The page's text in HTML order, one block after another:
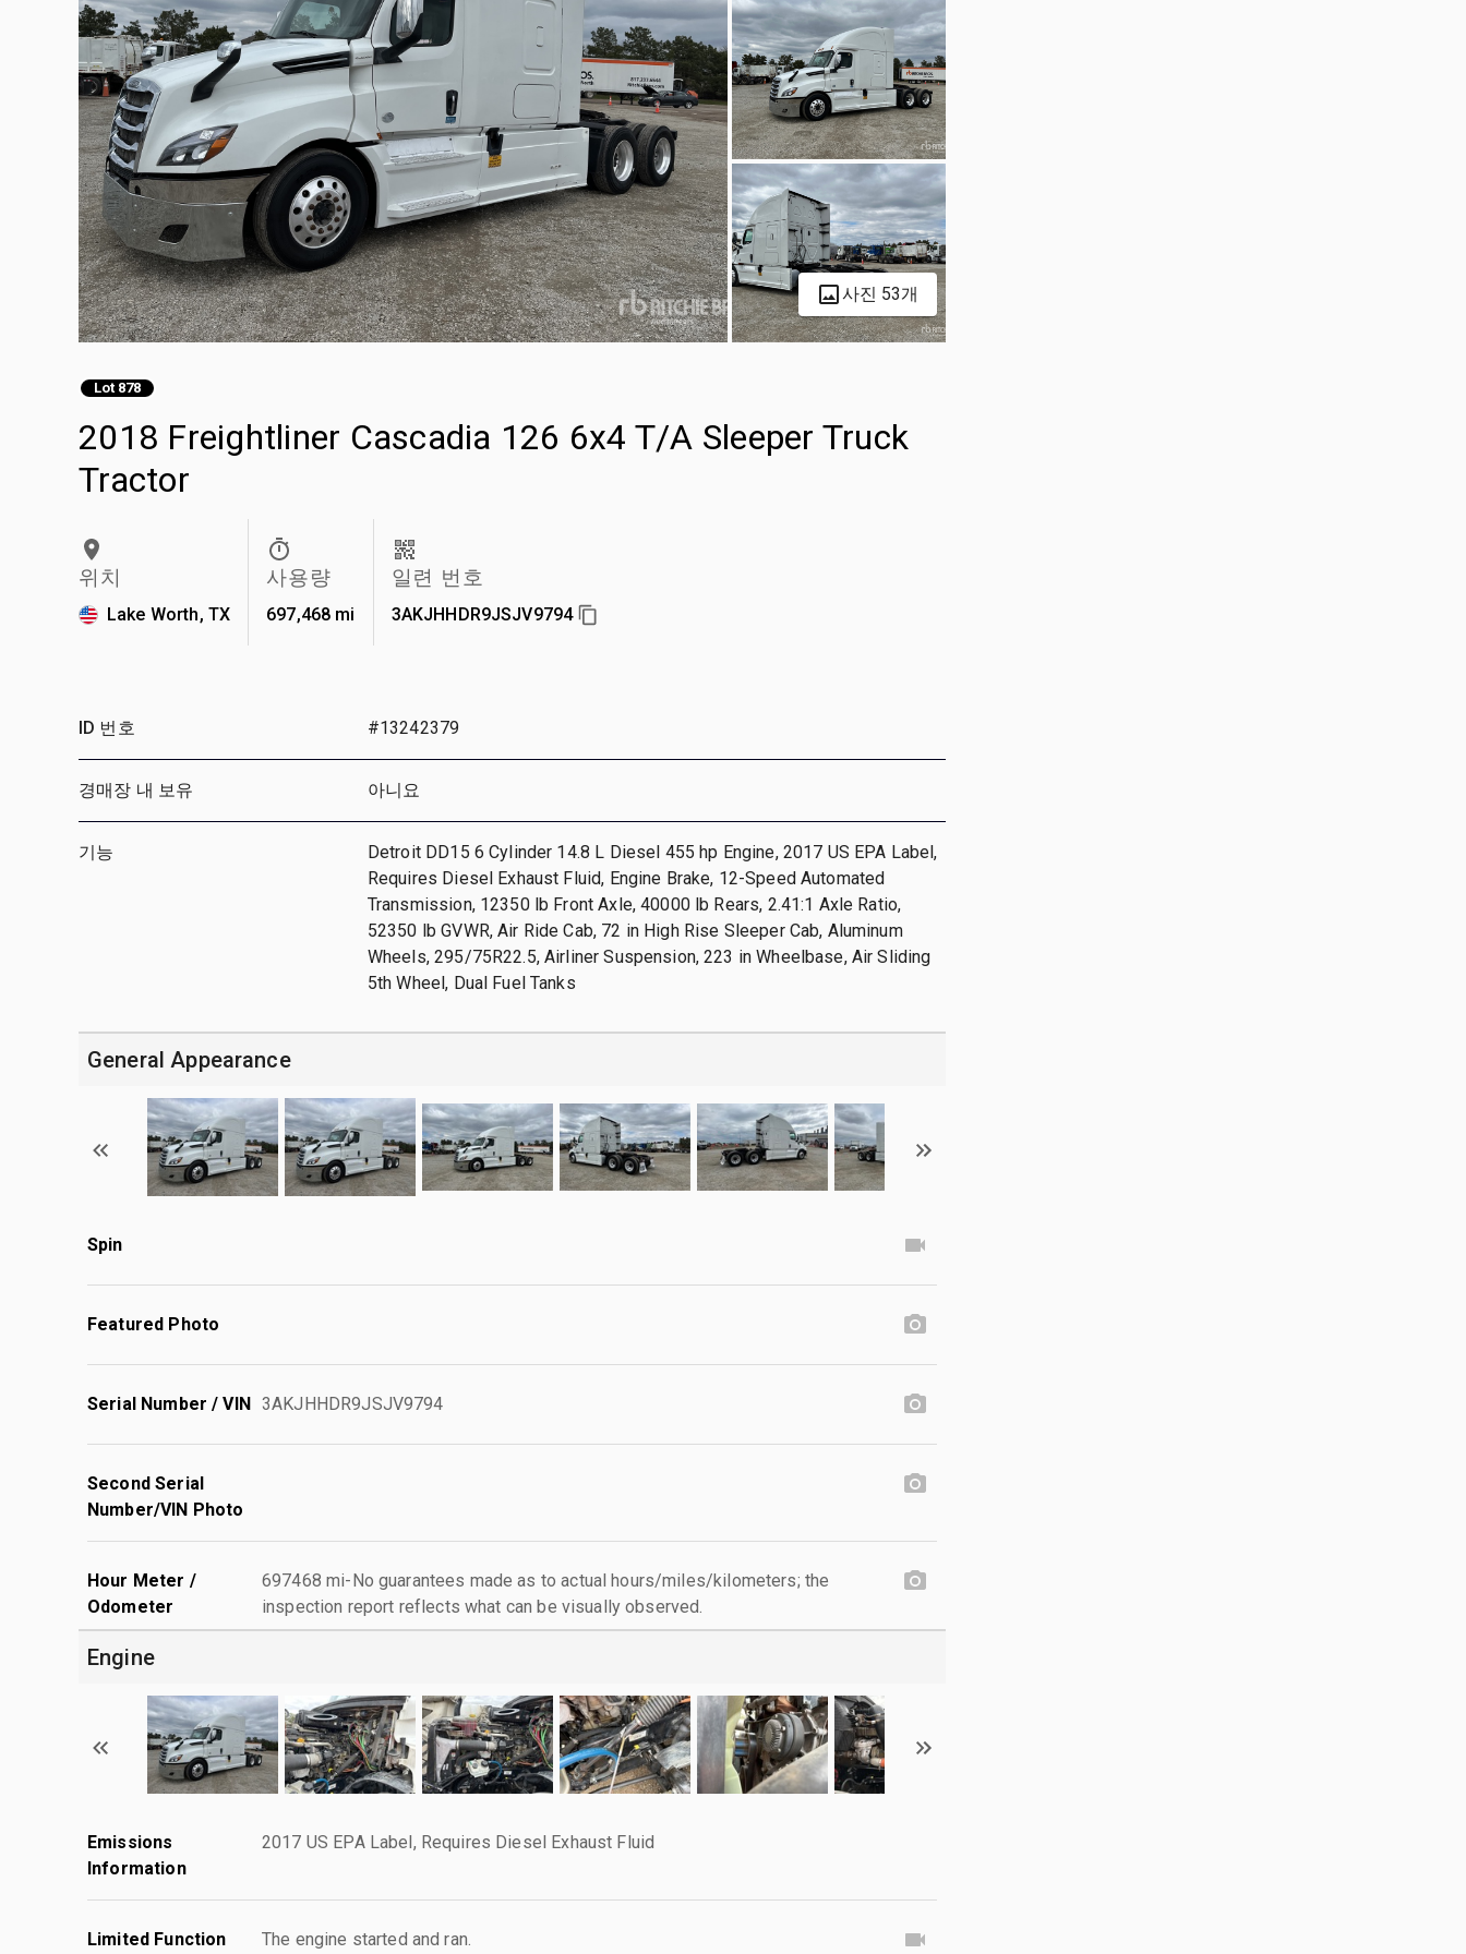
사진 53개
Lot 878
2018 Freightliner Cascadia 126 6x4 T/A Sleeper Truck
Tractor
위치
Lake Worth, TX
사용량
697,468 mi
일련 번호
3AKJHHDR9JSJV9794
ID 번호 #13242379
경매장 내 보유 아니요
기능
Detroit DD15 6 Cylinder 14.8 L Diesel 455 hp Engine, 2017 US EPA Label,
Requires Diesel Exhaust Fluid, Engine Brake, 12-Speed Automated
Transmission, 12350 lb Front Axle, 40000 lb Rears, 2.41:1 Axle Ratio,
52350 lb GVWR, Air Ride Cab, 72 in High Rise Sleeper Cab, Aluminum
Wheels, 295/75R22.5, Airliner Suspension, 223 in Wheelbase, Air Sliding
5th Wheel, Dual Fuel Tanks
General Appearance
Spin
Featured Photo
Serial Number / VIN 3AKJHHDR9JSJV9794
Second Serial
Number/VIN Photo
Hour Meter /
Odometer
697468 mi-No guarantees made as to actual hours/miles/kilometers; the
inspection report reflects what can be visually observed.
Engine
Emissions
Information
2017 US EPA Label, Requires Diesel Exhaust Fluid
Limited Function The engine started and ran.